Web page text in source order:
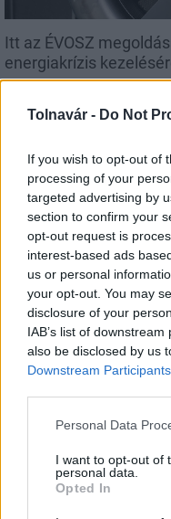
Tolnavár - Do Not
If you wish to opt-out of
processing of your
targeted advertising by
section to confirm your
opt-out request is
interest-based ads
us or personal
your opt-out. You may
disclosure of your
IAB’s list of
also be disclosed by us
Downstream Participants
Please note that this
not limited to your visit
grant or deny consent
use your data for below
Personal Data
I want to opt-out of
personal data.
Opted In
Itt az ÉVOSZ
energiakrízis
MAGYAR ÉPÍTŐK
Mi épül?
logisztikai központ